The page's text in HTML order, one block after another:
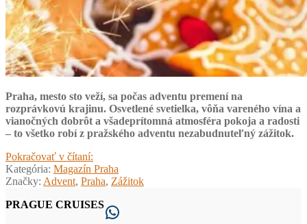
Praha, mesto sto veží, sa počas adventu premení na
rozprávkovú krajinu. Osvetlené svetielka, vôňa vareného vína a
vianočných dobrôt a všadeprítomná atmosféra pokoja a radosti
– to všetko robí z pražského adventu nezabudnuteľný zážitok.
Pokračovať v čítaní:
v
Prahe
jedinečné
čaro
Kategória: Magazín Praha
Značky: Advent, Praha, Zážitok
PRAGUE CRUISESWhatsApp